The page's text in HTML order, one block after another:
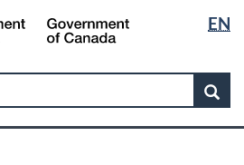
Passer
au
Passer
à
sujet
du
Passer
à
HTML
simplifiée
la
langue
EN
Government
Gouvernement
du